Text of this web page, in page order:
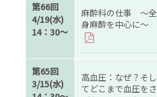
第66回
4/19(水)
14：30～
麻酔科の仕事 ～全
身麻酔を中心に～
第65回
3/15(水)
高血圧：なぜ？そし
てどこまで血圧をさ